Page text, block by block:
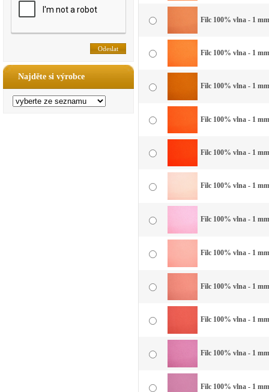
Najděte si výrobce
Filc 100% vlna - 1
Filc 100% vlna - 1
Filc 100% vlna - 1
Filc 100% vlna - 1
Filc 100% vlna - 1
Filc 100% vlna - 1
Filc 100% vlna - 1
Filc 100% vlna - 1
Filc 100% vlna - 1
Filc 100% vlna - 1
Filc 100% vlna - 1
Filc 100% vlna - 1